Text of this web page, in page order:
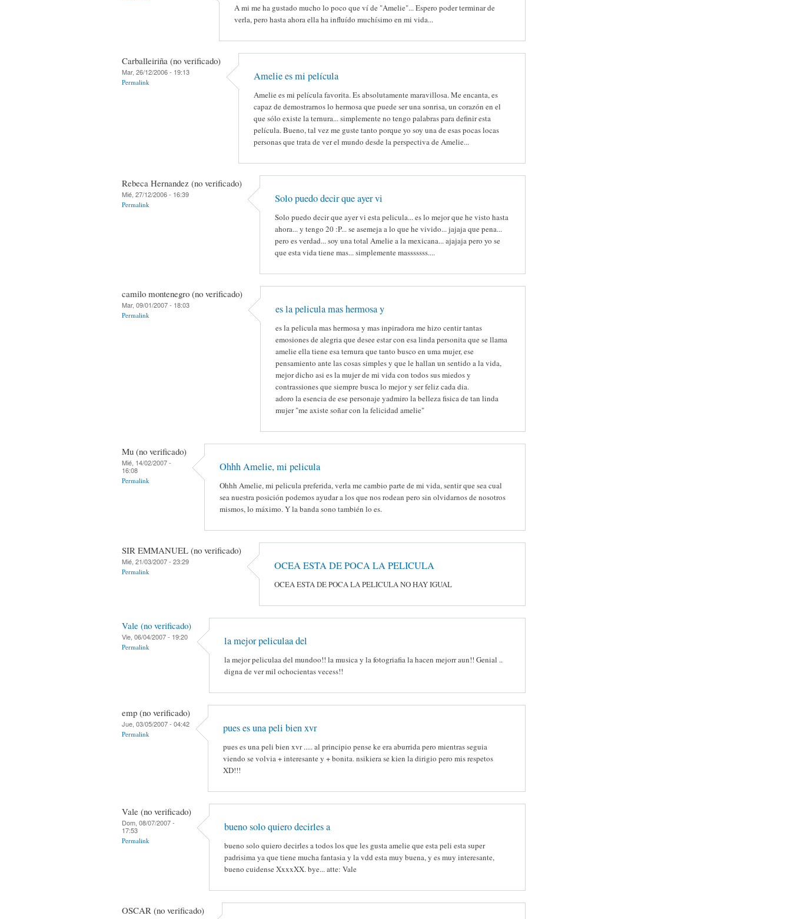
A mi me ha gustado mucho lo poco que ví de "Amelie"... Espero poder terminar de
verla, pero hasta ahora ella ha influído muchísimo en mi vida...
Carballeiriña (no verificado)
Mar, 26/12/2006 - 19:13
Permalink Amelie es mi película
Amelie es mi película favorita. Es absolutamente maravillosa. Me encanta, es
capaz de demostrarnos lo hermosa que puede ser una sonrisa, un corazón en el
que sólo existe la ternura... simplemente no tengo palabras para definir esta
película. Bueno, tal vez me guste tanto porque yo soy una de esas pocas locas
personas que trata de ver el mundo desde la perspectiva de Amelie...
Rebeca Hernandez (no verificado)
Mié, 27/12/2006 - 16:39
Permalink Solo puedo decir que ayer vi
Solo puedo decir que ayer vi esta pelicula... es lo mejor que he visto hasta
ahora... y tengo 20 :P... se asemeja a lo que he vivido... jajaja que pena...
pero es verdad... soy una total Amelie a la mexicana... ajajaja pero yo se
que esta vida tiene mas... simplemente masssssss....
camilo montenegro (no verificado)
Mar, 09/01/2007 - 18:03
Permalink es la pelicula mas hermosa y
es la pelicula mas hermosa y mas inpiradora me hizo centir tantas
emosiones de alegria que desee estar con esa linda personita que se llama
amelie ella tiene esa ternura que tanto busco en uma mujer, ese
pensamiento ante las cosas simples y que le hallan un sentido a la vida,
mejor dicho asi es la mujer de mi vida con todos sus miedos y
contrassiones que siempre busca lo mejor y ser feliz cada dia.
adoro la esencia de ese personaje yadmiro la belleza fisica de tan linda
mujer "me axiste soñar con la felicidad amelie"
Mu (no verificado)
Mié, 14/02/2007 -
16:08
Permalink
Ohhh Amelie, mi pelicula
Ohhh Amelie, mi pelicula preferida, verla me cambio parte de mi vida, sentir que sea cual
sea nuestra posición podemos ayudar a los que nos rodean pero sin olvidarnos de nosotros
mismos, lo máximo. Y la banda sono también lo es.
SIR EMMANUEL (no verificado)
Mié, 21/03/2007 - 23:29
Permalink OCEA ESTA DE POCA LA PELICULA
OCEA ESTA DE POCA LA PELICULA NO HAY IGUAL
Vale (no verificado)
Vie, 06/04/2007 - 19:20
Permalink la mejor peliculaa del
la mejor peliculaa del mundoo!! la musica y la fotogriafia la hacen mejorr aun!! Genial ..
digna de ver mil ochocientas vecess!!
emp (no verificado)
Jue, 03/05/2007 - 04:42
Permalink pues es una peli bien xvr
pues es una peli bien xvr ..... al principio pense ke era aburrida pero mientras seguia
viendo se volvia + interesante y + bonita. nsikiera se kien la dirigio pero mis respetos
XD!!!
Vale (no verificado)
Dom, 08/07/2007 -
17:53
Permalink
bueno solo quiero decirles a
bueno solo quiero decirles a todos los que les gusta amelie que esta peli esta super
padrisima ya que tiene mucha fantasia y la vdd esta muy buena, y es muy interesante,
bueno cuidense XxxxXX. bye... atte: Vale
OSCAR (no verificado)